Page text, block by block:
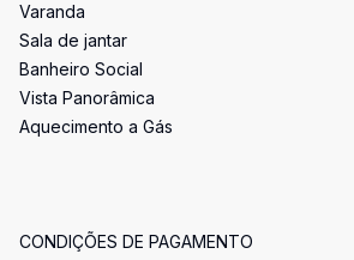
Varanda
Sala de jantar
Banheiro Social
Vista Panorâmica
Aquecimento a Gás
CONDIÇÕES DE PAGAMENTO